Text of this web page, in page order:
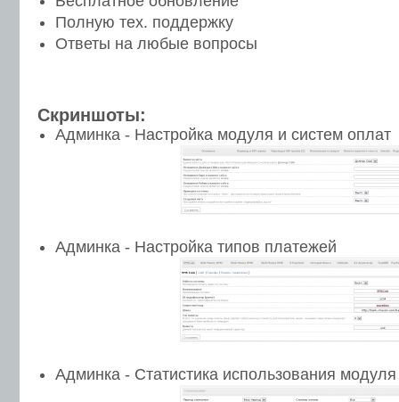
Полную тех. поддержку
Ответы на любые вопросы
Скриншоты:
Админка - Настройка модуля и систем оплат
Админка - Настройка типов платежей
Админка - Статистика использования модуля